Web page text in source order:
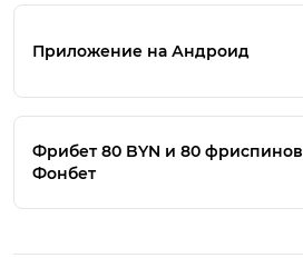
Приложение на Андроид
Фрибет 80 BYN и 80 фриспинов
Фонбет